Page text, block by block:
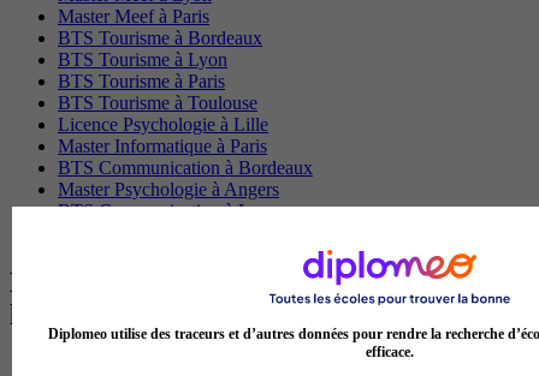
Master Meef à Paris
BTS Tourisme à Bordeaux
BTS Tourisme à Lyon
BTS Tourisme à Paris
BTS Tourisme à Toulouse
Licence Psychologie à Lille
Master Informatique à Paris
BTS Communication à Bordeaux
Master Psychologie à Angers
BTS Communication à Lyon
Les intitulés de diplôme par alternance
les plus recherchés
Diplomeo utilise des traceurs et d’autres données pour rendre la recherche
efficace.